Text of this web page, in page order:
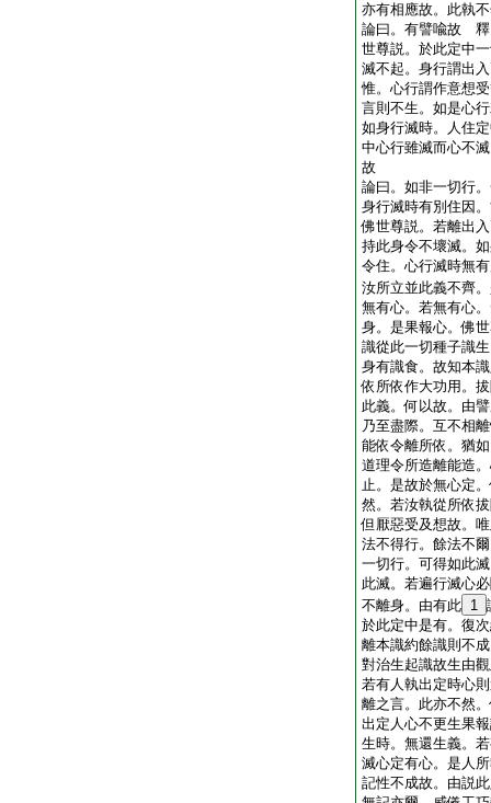
亦有相應故。此執
論曰。有譬喩故 釋
世尊説。於此定中
滅不起。身行謂出
惟。心行謂作意想
言則不生。如是心
如身行滅時。人住
中心行雖滅而心不
故
論曰。如非一切行
身行滅時有別住因
佛世尊説。若離出
持此身令不壞滅。
令住。心行滅時無
汝所立並此義不齊
無有心。若無有心
身。是果報心。佛
識從此一切種子識
身有識食。故知本
依所依作大功用。
此義。何以故。由
乃至盡際。互不相
能依令離所依。猶
道理令所造離能造
止。是故於無心定
然。若汝執從所依
但厭惡受及想故。
法不得行。餘法不
一切行。可得如此
此滅。若遍行滅心
不離身。由有此 1
於此定中是有。復
離本識約餘識則不
對治生起識故生由
若有人執出定時心
離之言。此亦不然
出定人心不更生果
生時。無還生義。
滅心定有心。是人
記性不成故。由説